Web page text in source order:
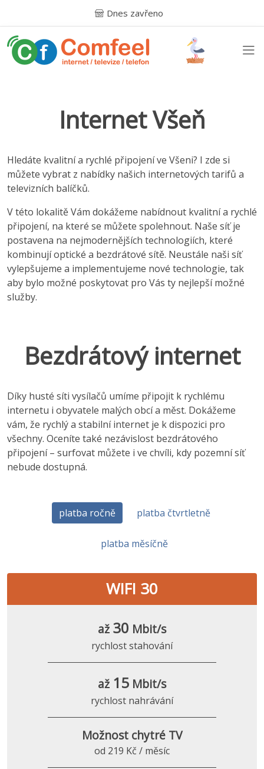
Dnes zavřeno
Internet Všeň
Hledáte kvalitní a rychlé připojení ve Všeni? I zde si
můžete vybrat z nabídky našich internetových tarifů a
televizních balíčků.
V této lokalitě Vám dokážeme nabídnout kvalitní a rychlé
připojení, na které se můžete spolehnout. Naše síť je
postavena na nejmodernějších technologiích, které
kombinují optické a bezdrátové sítě. Neustále naši síť
vylepšujeme a implementujeme nové technologie, tak
aby bylo možné poskytovat pro Vás ty nejlepší možné
služby.
Bezdrátový internet
Díky husté síti vysílačů umíme připojit k rychlému
internetu i obyvatele malých obcí a měst. Dokážeme
vám, že rychlý a stabilní internet je k dispozici pro
všechny. Oceníte také nezávislost bezdrátového
připojení – surfovat můžete i ve chvíli, kdy pozemní síť
nebude dostupná.
platba ročně platba čtvrtletně
platba měsíčně
WIFI 30
až 30 Mbit/s
rychlost stahování
až 15 Mbit/s
rychlost nahrávání
Možnost chytré TV
od 219 Kč / měsíc